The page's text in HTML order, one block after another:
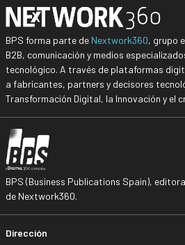
BPS forma parte de Nextwork360, grupo
B2B, comunicación y medios
tecnológico. A través de plataformas
a fabricantes, partners y decisores
Transformación Digital, la Innovación y el
BPS (Business Publications Spain),
de Nextwork360.
Dirección